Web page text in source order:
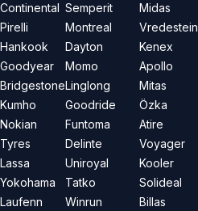
Continental
Pirelli
Hankook
Goodyear
Bridgestone
Kumho
Nokian
Tyres
Lassa
Yokohama
Laufenn
Semperit
Montreal
Dayton
Momo
Linglong
Goodride
Funtoma
Delinte
Uniroyal
Tatko
Winrun
Midas
Vredestein
Kenex
Apollo
Mitas
Özka
Atire
Voyager
Kooler
Solideal
Billas